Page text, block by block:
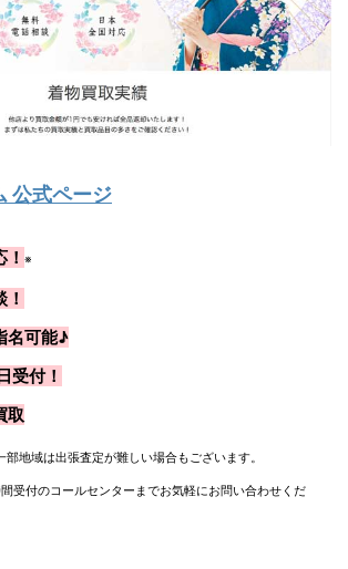
公式ページ
※
名可能♪
受付！
取
地域は出張査定が難しい場合もございます。
受付のコールセンターまでお気軽にお問い合わせくだ